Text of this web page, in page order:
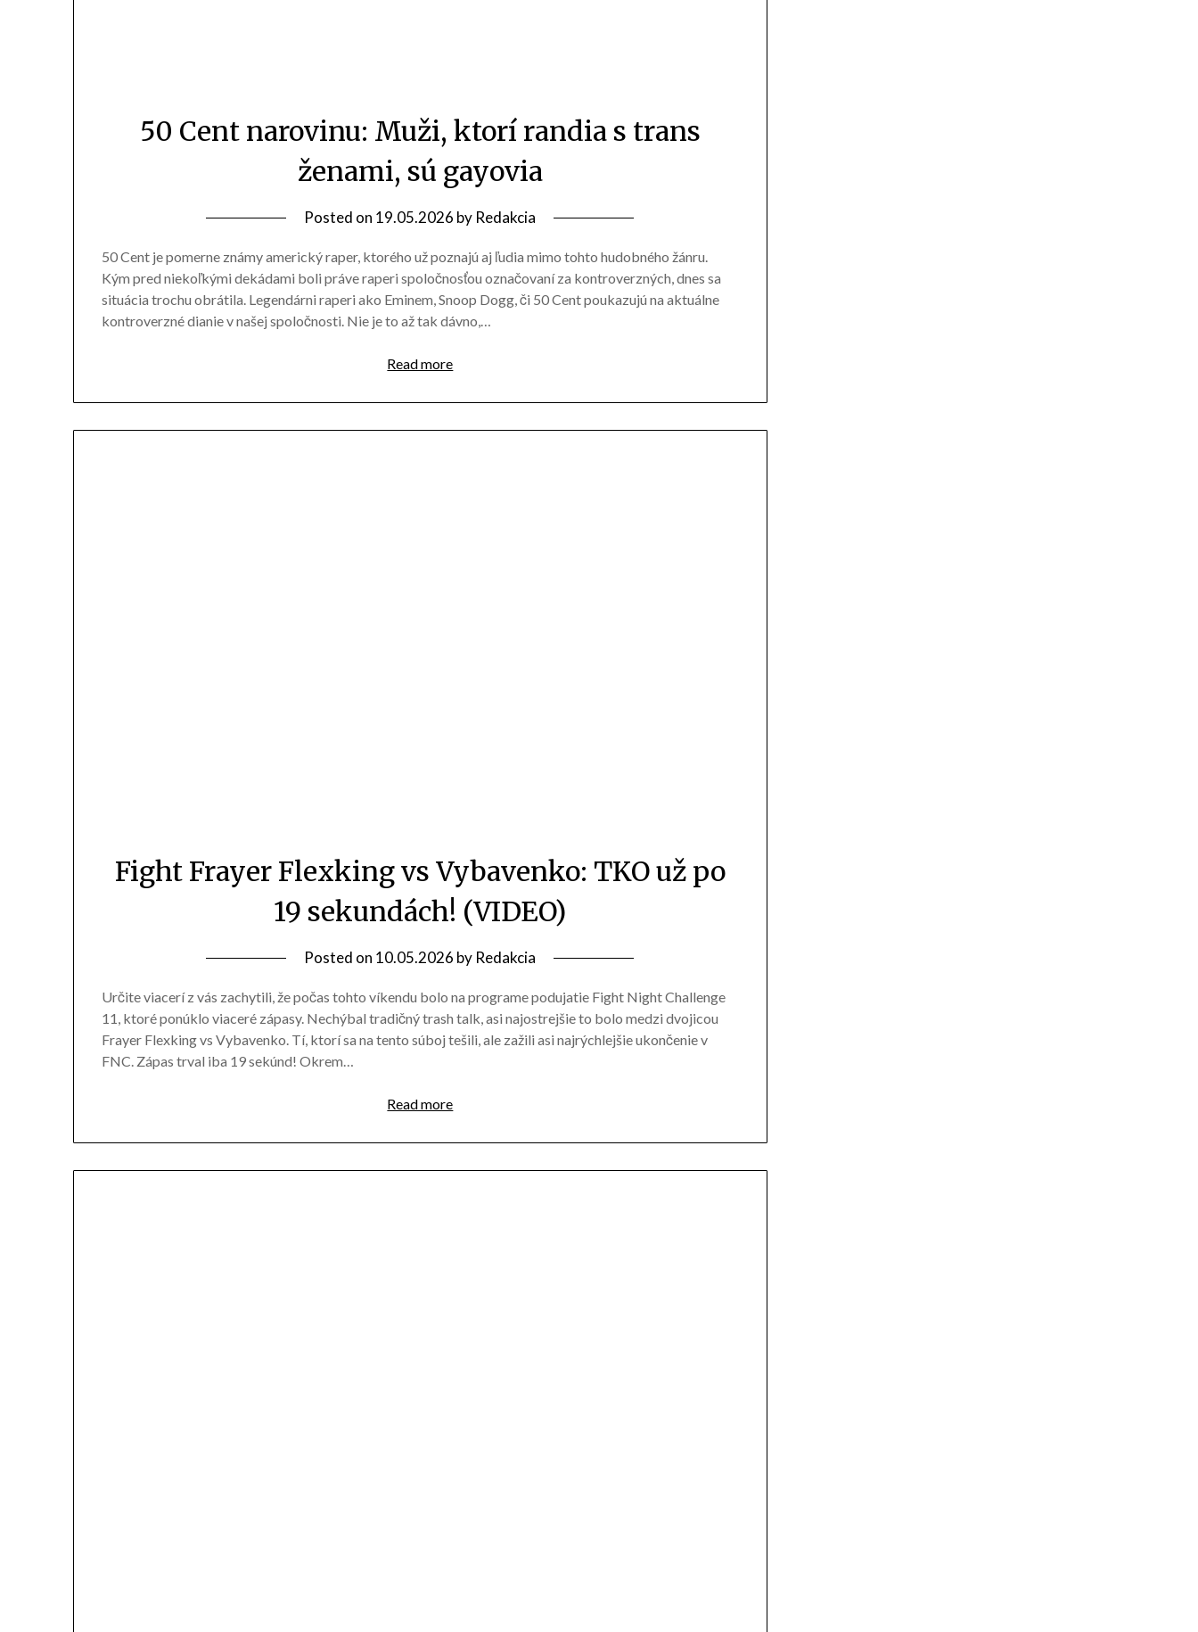
50 Cent narovinu: Muži, ktorí randia s trans
ženami, sú gayovia
Posted on 19.05.2026 by Redakcia
50 Cent je pomerne známy americký raper, ktorého už poznajú aj ľudia mimo tohto hudobného žánru.
Kým pred niekoľkými dekádami boli práve raperi spoločnosťou označovaní za kontroverzných, dnes sa
situácia trochu obrátila. Legendárni raperi ako Eminem, Snoop Dogg, či 50 Cent poukazujú na aktuálne
kontroverzné dianie v našej spoločnosti. Nie je to až tak dávno,…
Read more
Fight Frayer Flexking vs Vybavenko: TKO už po
19 sekundách! (VIDEO)
Posted on 10.05.2026 by Redakcia
Určite viacerí z vás zachytili, že počas tohto víkendu bolo na programe podujatie Fight Night Challenge
11, ktoré ponúklo viaceré zápasy. Nechýbal tradičný trash talk, asi najostrejšie to bolo medzi dvojicou
Frayer Flexking vs Vybavenko. Tí, ktorí sa na tento súboj tešili, ale zažili asi najrýchlejšie ukončenie v
FNC. Zápas trval iba 19 sekúnd! Okrem…
Read more